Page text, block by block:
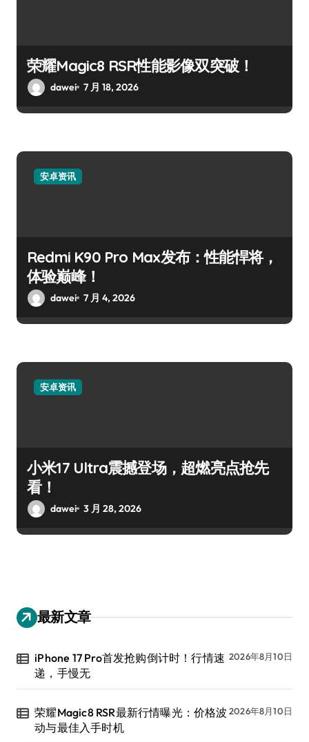
荣耀Magic8 RSR性能影像双突破！
dawei 7 月 18, 2026
安卓资讯
Redmi K90 Pro Max发布：性能悍将，
体验巅峰！
dawei 7 月 4, 2026
安卓资讯
小米17 Ultra震撼登场，超燃亮点抢先
看！
dawei 3 月 28, 2026
最新文章
iPhone 17 Pro首发抢购倒计时！行情速
递，手慢无
2026年8月10日
荣耀Magic8 RSR最新行情曝光：价格波
动与最佳入手时机
2026年8月10日